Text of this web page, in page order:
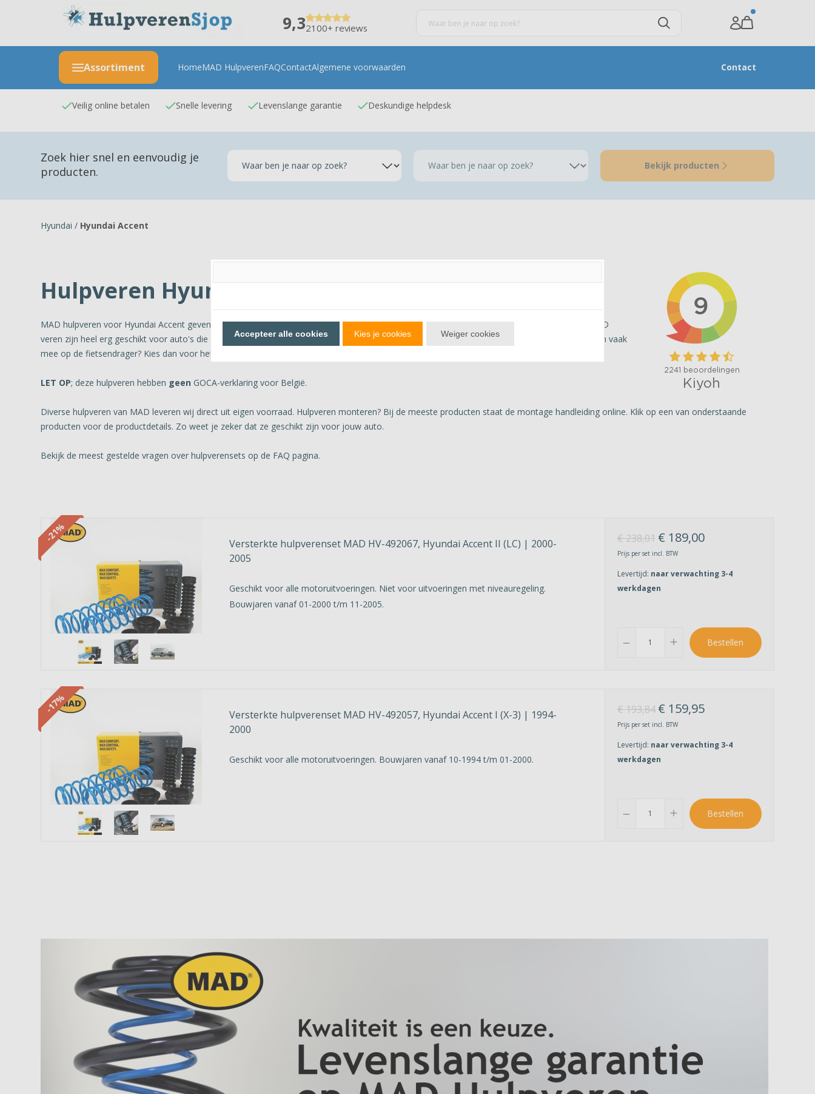
9,32100+ reviews
Assortiment HomeMAD HulpverenFAQContactAlgemene voorwaarden Contact
Veilig online betalen Snelle levering Levenslange garantie Deskundige helpdesk
Zoek hier snel en eenvoudig je
producten.
Bekijk producten
Hyundai / Hyundai Accent
Hulpveren Hyundai Accent
MAD hulpveren voor Hyundai Accent geven extra veerkracht. Ze vullen de standaard veer precies aan, maar niet meer of minder dan nodig. MAD
veren zijn heel erg geschikt voor auto's die vaak zwaar worden beladen. Trek je vaak een aanhanger of caravan? Of gaan de (elektrische) fietsen vaak
mee op de fietsendrager? Kies dan voor het Nederlandse kwaliteitsproduct van MAD.
LET OP; deze hulpveren hebben geen GOCA-verklaring voor België.
Diverse hulpveren van MAD leveren wij direct uit eigen voorraad. Hulpveren monteren? Bij de meeste producten staat de montage handleiding online. Klik op een van onderstaande
producten voor de productdetails. Zo weet je zeker dat ze geschikt zijn voor jouw auto.
Bekijk de meest gestelde vragen over hulpverensets op de FAQ pagina.
-21%
Versterkte hulpverenset MAD HV-492067, Hyundai Accent II (LC) | 2000-
2005
Geschikt voor alle motoruitvoeringen. Niet voor uitvoeringen met niveauregeling.
Bouwjaren vanaf 01-2000 t/m 11-2005.
€238,01 € 189,00
Prijs per set incl. BTW
Levertijd: naar verwachting 3-4
werkdagen
remove add Bestellen
-17%
Versterkte hulpverenset MAD HV-492057, Hyundai Accent I (X-3) | 1994-
2000
Geschikt voor alle motoruitvoeringen. Bouwjaren vanaf 10-1994 t/m 01-2000.
€193,84 € 159,95
Prijs per set incl. BTW
Levertijd: naar verwachting 3-4
werkdagen
remove add Bestellen
Accepteer alle cookies Kies je cookies Weiger cookies